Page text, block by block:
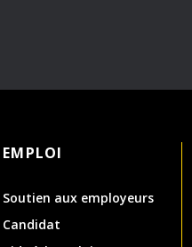
EMPLOI
Soutien aux employeurs
Candidat